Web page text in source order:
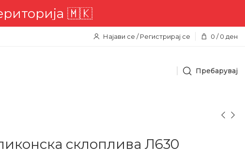
🇲🇰
Најави се / Регистрирај се 0 / 0 ден
Пребарувај
склоплива Л630